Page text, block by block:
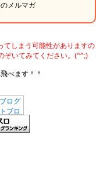
メルマガ
しまう可能性がありますの
ぞいてみてください。(^^;)
べます＾＾